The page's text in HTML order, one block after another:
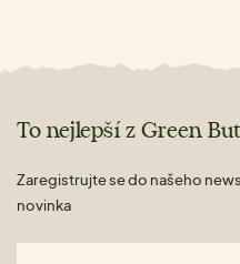
To nejlepší z Green
Zaregistrujte se do našeho
novinka